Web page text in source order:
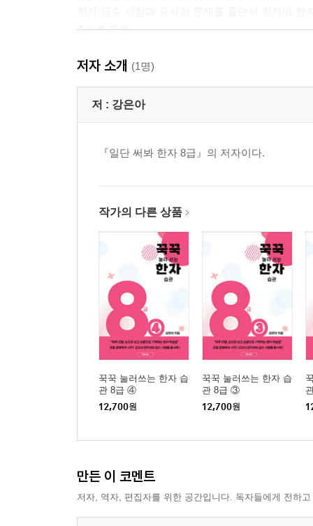
7.기출 문제
저자 소개 (1명)
저 : 강은아
『일단 써봐 한자 8급』의 저자이다.
작가의 다른 상품
꾹꾹 눌러쓰는 한자 습
관 8급 ④
12,700원
꾹꾹 눌러쓰는 한자 습
관 8급 ③
12,700원
만든 이 코멘트
저자, 역자, 편집자를 위한 공간입니다. 독자들에게 전하